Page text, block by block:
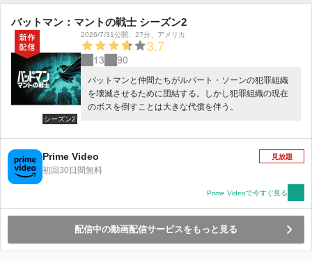
バットマン：マントの戦士 シーズン2
シーズン2
2026/7/31公開 27分 アメリカ
3.7
13 90
バットマンと仲間たちがルパート・ソーンの犯罪組織
を壊滅させるために団結する。しかし犯罪組織の現在
のボスを倒すことは大きな代償を伴う。
Prime Video
初回30日間無料
見放題
Prime Videoで今すぐ見る
配信中の動画配信サービスをもっと見る